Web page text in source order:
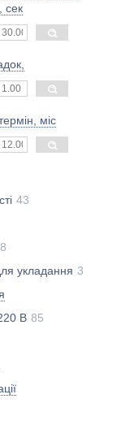
сек
міс
43
укладання 3
В 85